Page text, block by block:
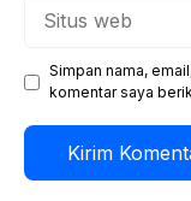
Simpan nama,
komentar saya